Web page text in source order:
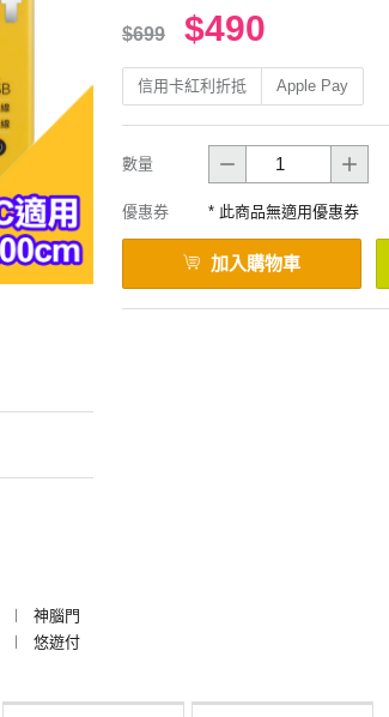
︱
神腦門
︱
悠遊付
$699 $490
信用卡紅利折抵 Apple Pay
數量
優惠券 * 此商品無適用優惠券
加入購物車